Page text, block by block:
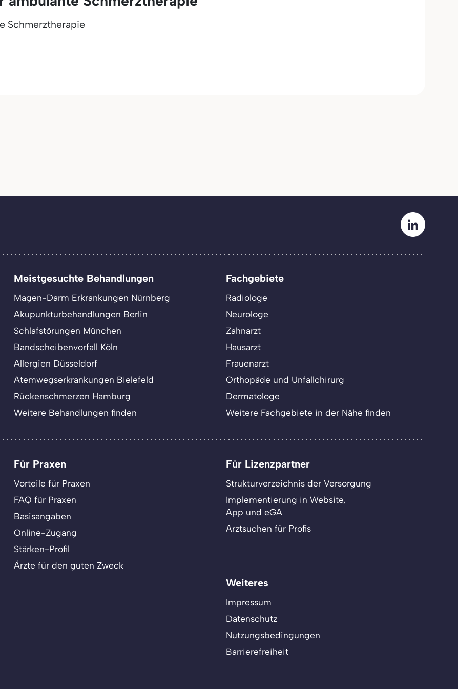
Schmerztherapie
Meistgesuchte Behandlungen
Magen-Darm Erkrankungen Nürnberg
Akupunkturbehandlungen Berlin
Schlafstörungen München
Bandscheibenvorfall Köln
Allergien Düsseldorf
Atemwegserkrankungen Bielefeld
Rückenschmerzen Hamburg
Weitere Behandlungen finden
Fachgebiete
Radiologe
Neurologe
Zahnarzt
Hausarzt
Frauenarzt
Orthopäde und Unfallchirurg
Dermatologe
Weitere Fachgebiete in der Nähe finden
Für Praxen
Vorteile für Praxen
FAQ für Praxen
Basisangaben
Online-Zugang
Stärken-Profil
Ärzte für den guten Zweck
Für Lizenzpartner
Strukturverzeichnis der Versorgung
Implementierung in Website,
App und eGA
Arztsuchen für Profis
Weiteres
Impressum
Datenschutz
Nutzungsbedingungen
Barrierefreiheit